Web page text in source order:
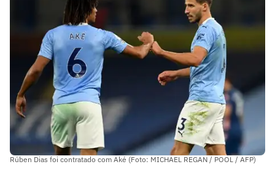
Rúben Dias foi contratado com Aké (Foto: MICHAEL REGAN / POOL / AFP)